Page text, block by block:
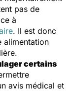
pas de
à
. Il est donc
alimentation
certains
avis médical et